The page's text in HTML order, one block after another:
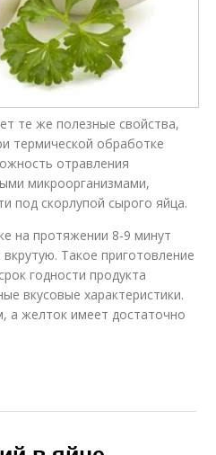
Импортные яйца
Яйца от породы
Протеин в яйце
те же полезные свойства,
термической обработке
отравления
микроорганизмами,
под скорлупой сырого яйца.
на протяжении 8-9 минут
Такое приготовление
годности продукта
вкусовые характеристики.
а желток имеет достаточно